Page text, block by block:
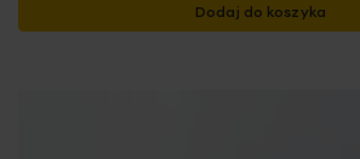
Dodaj do koszyka